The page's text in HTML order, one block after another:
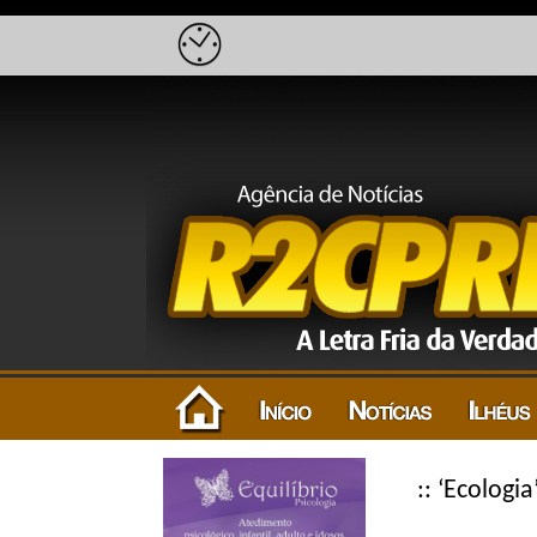
::